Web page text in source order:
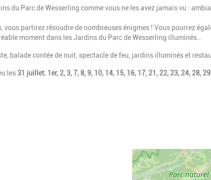
du Parc de Wesserling comme vous ne les avez jamais vu :
vous partirez résoudre de nombreuses énigmes ! Vous pourrez
moment dans les Jardins du Parc de Wesserling illuminés...
balade contée de nuit, spectacle de feu, jardins illuminés et
les 31 juillet 1er, 2, 3, 7, 8, 9, 10, 14, 15, 16, 17, 21, 22, 23, 24, 28,
Geolocalisation